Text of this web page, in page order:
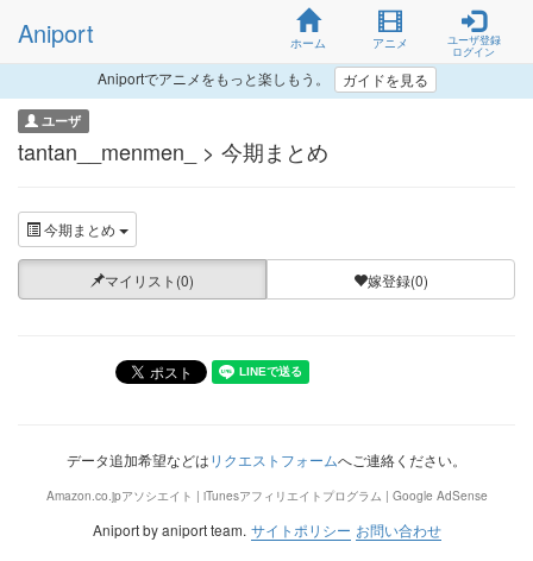
Aniport ホーム アニメ
ユーザ登録
ログイン
Aniportでアニメをもっと楽しもう。 ガイドを見る
ユーザ
tantan__menmen_ > 今期まとめ
今期まとめ
マイリスト(0) 嫁登録(0)
データ追加希望などはリクエストフォームへご連絡ください。
Amazon.co.jpアソシエイト | iTunesアフィリエイトプログラム | Google AdSense
Aniport by aniport team. サイトポリシー お問い合わせ